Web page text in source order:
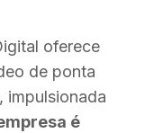
oferece
de ponta
impulsionada
é